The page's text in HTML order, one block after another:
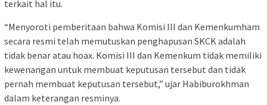
terkait hal itu.
“Menyoroti pemberitaan bahwa Komisi III dan Kemenkumham
secara resmi telah memutuskan penghapusan SKCK adalah
tidak benar atau hoax. Komisi III dan Kemenkum tidak memiliki
kewenangan untuk membuat keputusan tersebut dan tidak
pernah membuat keputusan tersebut,” ujar Habiburokhman
dalam keterangan resminya.